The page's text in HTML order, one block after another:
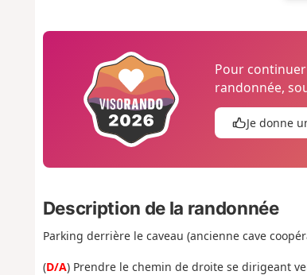
Pour
randonnée,
Je donne
Description de la randonnée
Parking derrière le caveau (ancienne cave
(D/A) Prendre le chemin de droite se dirigeant